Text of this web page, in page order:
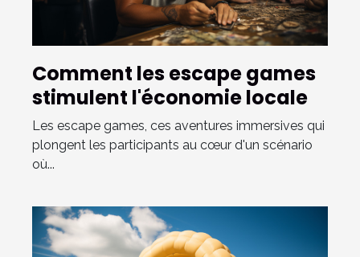
Comment les escape games
stimulent l'économie locale
Les escape games, ces aventures immersives qui
plongent les participants au cœur d'un scénario
où...